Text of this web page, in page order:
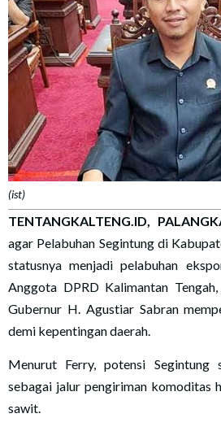
(ist)
TENTANGKALTENG.ID,
agar Pelabuhan Segintung di
statusnya menjadi pelabuhan
Anggota DPRD Kalimantan
Gubernur H. Agustiar Sabran
demi kepentingan daerah.
Menurut Ferry, potensi Segintung
sebagai jalur pengiriman komoditas
sawit.